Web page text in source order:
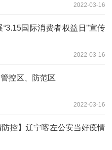
2022-03-16
国际消费者权益日”宣传
2022-03-16
控区、防范区
2022-03-16
控】辽宁喀左公安当好疫情